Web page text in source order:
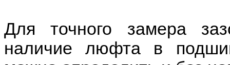
Для точного замера
наличие люфта в